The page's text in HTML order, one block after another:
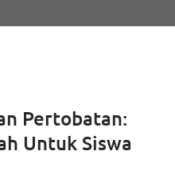
Pertobatan:
Untuk Siswa